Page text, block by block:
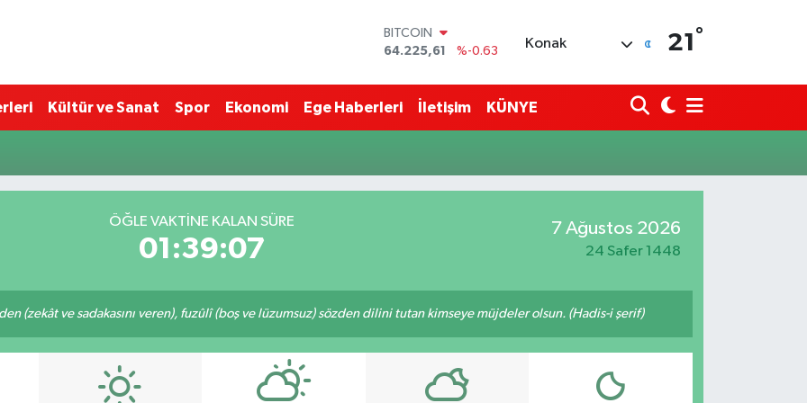
BITCOIN
64.225,61
%-0.63
47,6704
%0
EURO
GRAM ALTIN
Konak 21 °
Kültür ve Sanat Spor Ekonomi Ege Haberleri İletişim KÜNYE
ÖĞLE VAKTINE KALAN SÜRE
01:39:07
7 Ağustos 2026
24 Safer 1448
(zekât ve sadakasını veren), fuzûlî (boş ve lüzumsuz) sözden dilini tutan kimseye müjdeler olsun. (Hadis-i şerif)